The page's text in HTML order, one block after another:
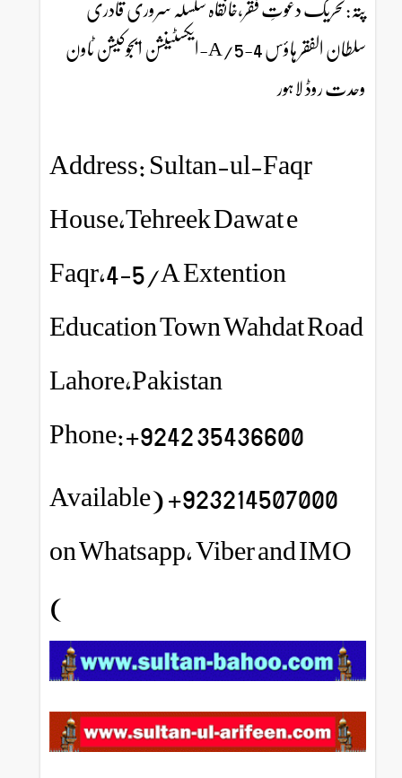
پتہ:تحریک دعوتِ فقر،خانقاہ سلسلہ سروری قادری
سلطان الفقر ہاؤس 4-5/A-ایکسٹینشن ایجوکیشن ٹاون
وحدت روڈ لاہور
Address: Sultan-ul-Faqr
House,Tehreek Dawat e
Faqr,4-5/A Extention
Education Town Wahdat Road
Lahore,Pakistan
Phone:+9242 35436600
923214507000+ (Available
on Whatsapp, Viber and IMO
)